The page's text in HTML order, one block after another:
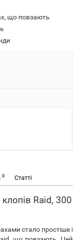
що повзають
0 Статті
Raid, 300
стало простіше і